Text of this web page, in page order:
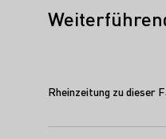
Rheinzeitung zu dieser